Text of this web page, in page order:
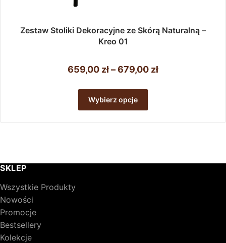
Zestaw Stoliki Dekoracyjne ze Skórą Naturalną –
Kreo 01
659,00 zł–679,00 złZakres
do
Wybierz opcje
ma
wybrać
SKLEP
Wszystkie Produkty
Nowości
Promocje
Bestsellery
Kolekcje